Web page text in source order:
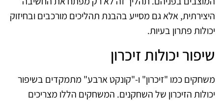
היצירתית, אלא גם מסייע בהבנת תהליכים מורכבים ובחיזוק
יכולות פתרון בעיות.
שיפור יכולות זיכרון
משחקים כמו "זיכרון" ו-"קונקט ארבע" מתמקדים בשיפור
יכולות הזיכרון של השחקנים. המשחקים הללו מצריכים